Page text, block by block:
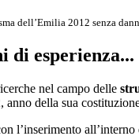
dell’Emilia 2012 senza
di esperienza...
nel campo delle
anno della sua
l’inserimento